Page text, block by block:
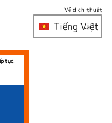
tục.
Về dịch thuật
Tiếng Việt